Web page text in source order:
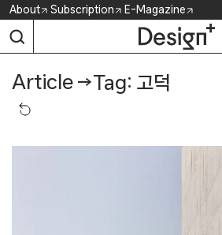
Skip
content
About Subscription E-Magazine
Article →Tag: 고덕